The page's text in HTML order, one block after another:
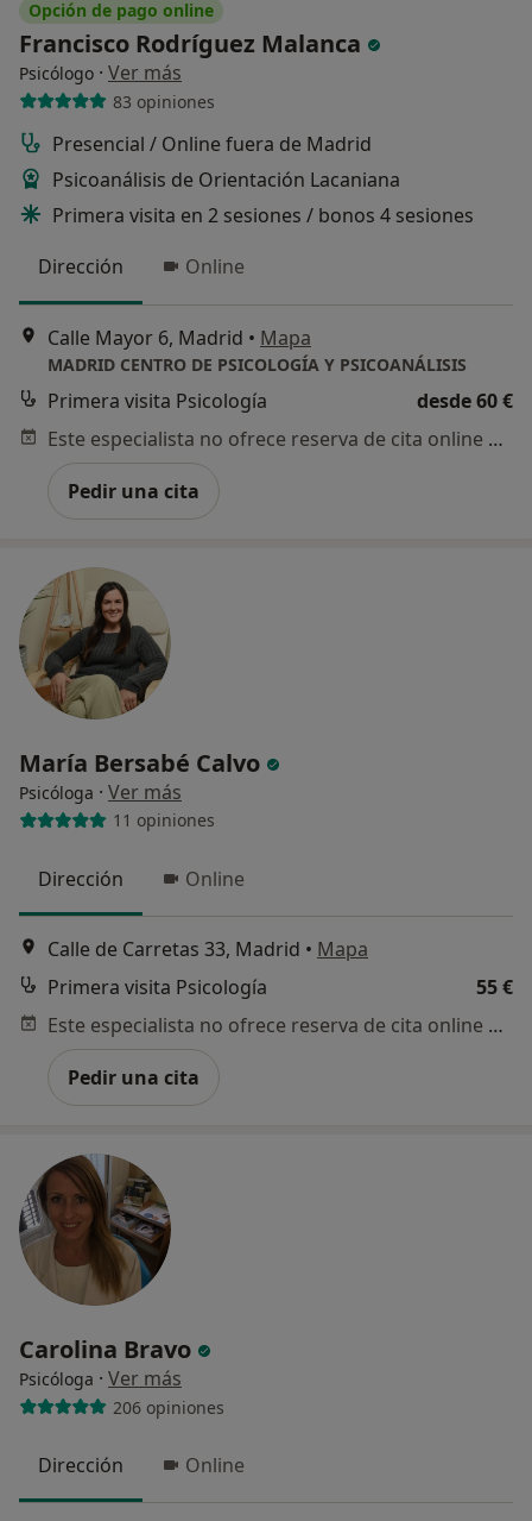
Opción de pago online
Francisco Rodríguez Malanca
Psicólogo · Ver más
83 opiniones
Presencial / Online fuera de Madrid
Psicoanálisis de Orientación Lacaniana
Primera visita en 2 sesiones / bonos 4 sesiones
Dirección
Online
Calle Mayor 6, Madrid • Mapa
MADRID CENTRO DE PSICOLOGÍA Y PSICOANÁLISIS
Primera visita Psicología
desde 60 €
Este especialista no ofrece reserva de cita online en esta dirección.
Pedir una cita
María Bersabé Calvo
Psicóloga · Ver más
11 opiniones
Dirección Online
Calle de Carretas 33, Madrid • Mapa
Primera visita Psicología
55 €
Este especialista no ofrece reserva de cita online en esta dirección.
Pedir una cita
Carolina Bravo
Psicóloga · Ver más
206 opiniones
Dirección Online